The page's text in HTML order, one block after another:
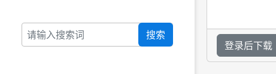
搜索
登录后下载